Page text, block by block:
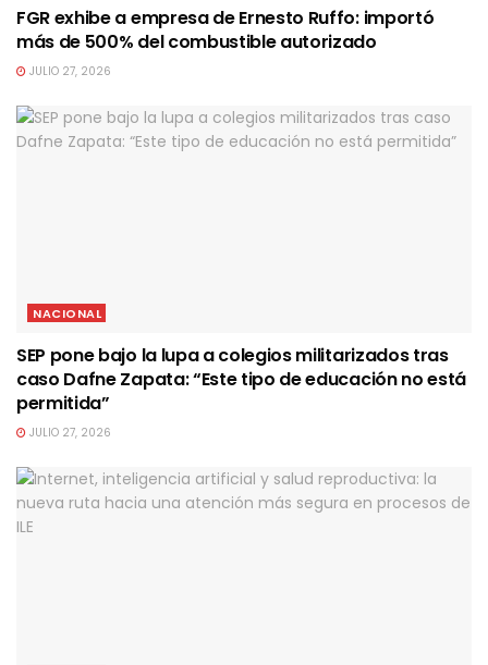
FGR exhibe a empresa de Ernesto Ruffo: importó
más de 500% del combustible autorizado
JULIO 27, 2026
NACIONAL
SEP pone bajo la lupa a colegios militarizados tras
caso Dafne Zapata: “Este tipo de educación no está
permitida”
JULIO 27, 2026